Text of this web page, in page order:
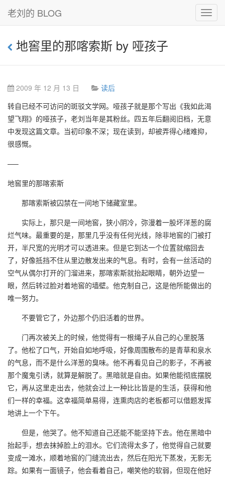
老刘的 BLOG
地窖里的那喀索斯 by 哑孩子
2009 年 12 月 13 日
读后
转自已经不可访问的斑驳文学网。哑孩子就是那个写出《我如此渴
望飞翔》的哑孩子，老刘当年是其粉丝。四五年后翻阅旧档，无意
中发现这篇文章。当初印象不深；现在读到，却被弄得心绪难抑，
很感慨。
—–
地窖里的那喀索斯
那喀索斯被囚禁在一间地下储藏室里。
实际上，那只是一间地窖，狭小阴冷，弥漫着一股坏洋葱的腐
烂气味。最重要的是，那里几乎没有任何光线，除非地窖的门被打
开，半尺宽的光明才可以透进来。但是它到达一个位置就缩回去
了，好像抵挡不住从里边散发出来的气息。有时，会有一丝活动的
空气从偶尔打开的门溜进来，那喀索斯就抬起眼睛，朝外边望一
眼，然后转过脸对着地窖的墙壁。他克制自己，这是他所能做出的
唯一努力。
不要管它了，外边那个仍旧活着的世界。
门再次被关上的时候，他觉得有一根绳子从自己的心里脱落
了。他松了口气，开始自如地呼吸，好像周围散布的是青草和泉水
的气息，而不是什么洋葱的臭味。他不再看见自己的影子，不再被
那个魔鬼引诱，就算是解脱了。黑暗就是自由。如果他能彻底摆脱
它，再从这里走出去，他就会过上一种比比皆是的生活，获得和他
们一样的幸福。这幸福简单易得，连熏肉店的老板都可以借题发挥
地讲上一个下午。
但是，他哭了。他不知道自己还能不能坚持下去。他在黑暗中
抬起手，想去抹掉脸上的泪水。它们流得太多了，他觉得自己就要
变成一滩水，顺着地窖的门缝流出去，然后在阳光下蒸发，无影无
踪。如果有一面镜子，他会看着自己，嘲笑他的软弱，但现在他好